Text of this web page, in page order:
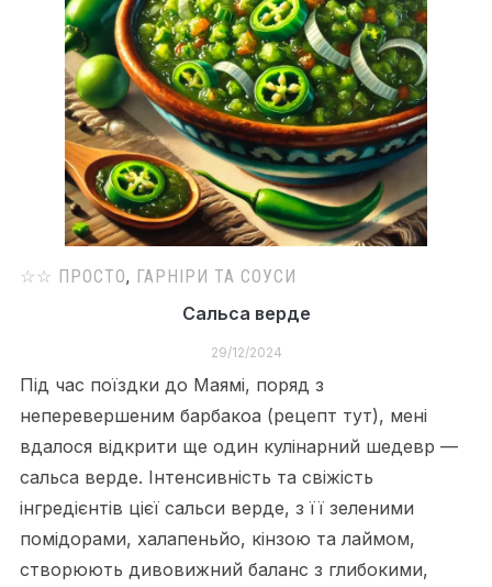
☆☆ ПРОСТО, ГАРНІРИ ТА СОУСИ
Сальса верде
29/12/2024
Під час поїздки до Маямі, поряд з
неперевершеним барбакоа (рецепт тут), мені
вдалося відкрити ще один кулінарний шедевр —
сальса верде. Інтенсивність та свіжість
інгредієнтів цієї сальси верде, з її зеленими
помідорами, халапеньйо, кінзою та лаймом,
створюють дивовижний баланс з глибокими,